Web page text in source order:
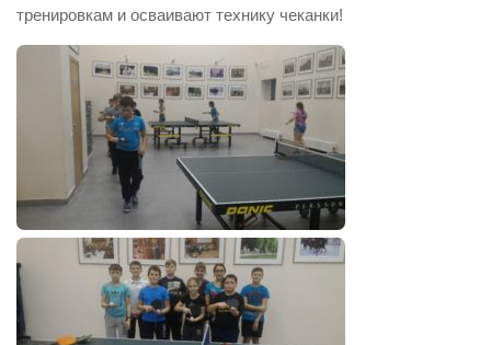
тренировкам и осваивают технику чеканки!